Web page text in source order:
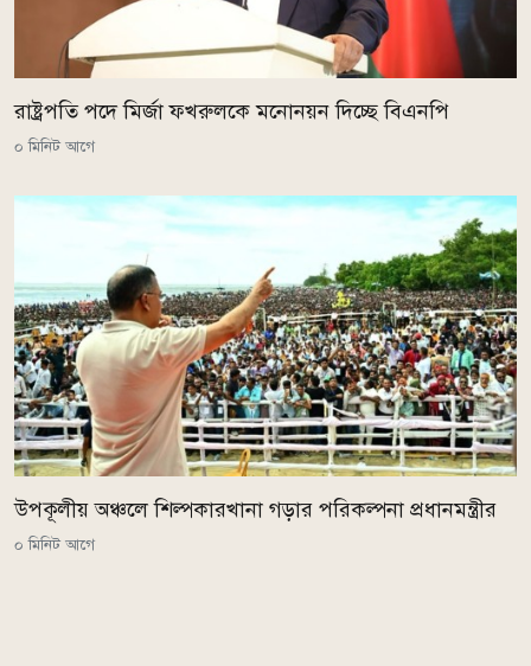
রাষ্ট্রপতি পদে মির্জা ফখরুলকে মনোনয়ন দিচ্ছে বিএনপি
০ মিনিট আগে
উপকূলীয় অঞ্চলে শিল্পকারখানা গড়ার পরিকল্পনা প্রধানমন্ত্রীর
০ মিনিট আগে